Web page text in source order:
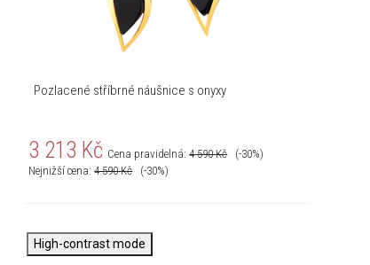
Pozlacené stříbrné náušnice s onyxy
3 213 Kč Cena pravidelná:4 590 Kč
(-30%)
Nejnižší cena:4 590 Kč (-30%)
High-contrast mode